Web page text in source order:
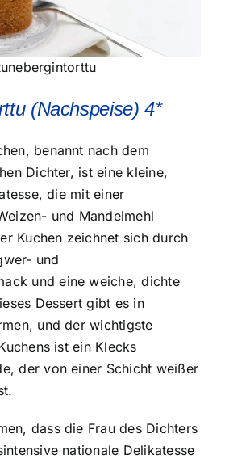
(Nachspeise) 4*
benannt nach dem
Dichter, ist eine kleine,
die mit einer
und Mandelmehl
Kuchen zeichnet sich durch
und
und eine weiche, dichte
Dessert gibt es in
und der wichtigste
ist ein Klecks
der von einer Schicht weißer
dass die Frau des Dichters
nationale Delikatesse